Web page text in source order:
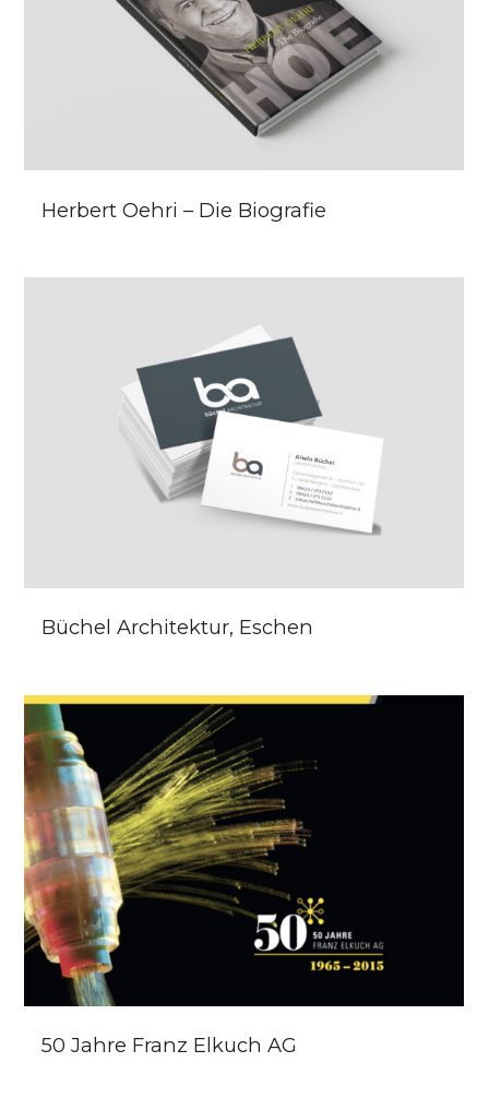
Herbert Oehri – Die Biografie
Büchel Architektur, Eschen
50 Jahre Franz Elkuch AG